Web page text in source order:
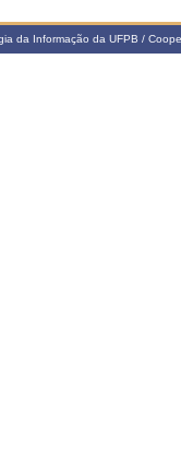
da Informação da UFPB /